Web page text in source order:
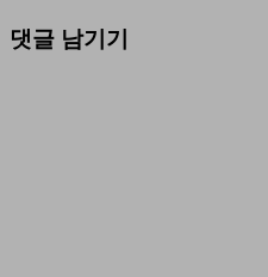
댓글 남기기